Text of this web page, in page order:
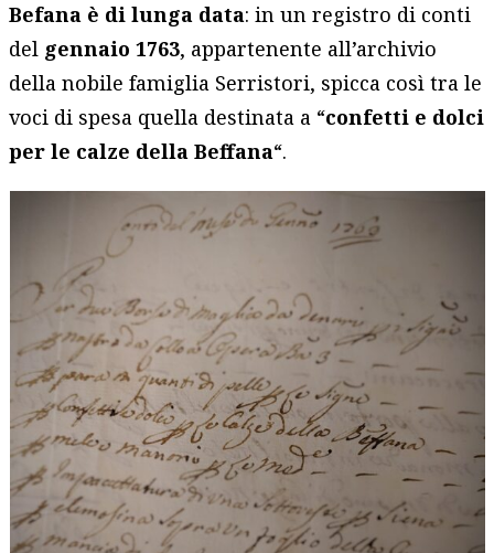
Befana è di lunga data: in un registro di conti
del gennaio 1763, appartenente all’archivio
della nobile famiglia Serristori, spicca così tra le
voci di spesa quella destinata a “confetti e dolci
per le calze della Beffana“.